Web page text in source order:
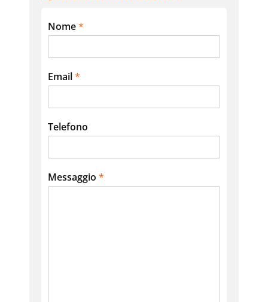
Nome*
Email*
Telefono
Messaggio *